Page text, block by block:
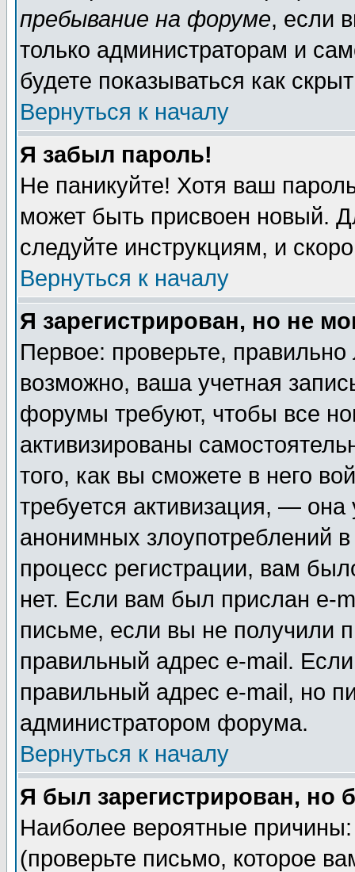
пребывание на форуме, если
только администраторам и
будете показываться как
Вернуться к началу
Я забыл пароль!
Не паникуйте! Хотя ваш
может быть присвоен новый.
следуйте инструкциям, и
Вернуться к началу
Я зарегистрирован, но не
Первое: проверьте,
возможно, ваша учетная
форумы требуют, чтобы все
активизированы
того, как вы сможете в него
требуется активизация, —
анонимных злоупотреблений
процесс регистрации, вам
нет. Если вам был прислан e-
письме, если вы не получили
правильный адрес e-mail.
правильный адрес e-mail, но
администратором форума.
Вернуться к началу
Я был зарегистрирован, но
Наиболее вероятные
(проверьте письмо, которое